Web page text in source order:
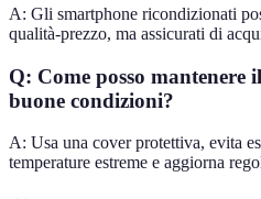
A: Gli smartphone ricondizionati
qualità-prezzo, ma assicurati di
Q: Come posso mantenere
buone condizioni?
A: Usa una cover protettiva, evita
temperature estreme e aggiorna